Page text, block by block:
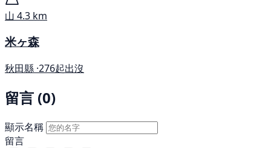
山 4.3 km
米ヶ森
秋田縣 ·276起出沒
留言 (0)
顯示名稱
留言